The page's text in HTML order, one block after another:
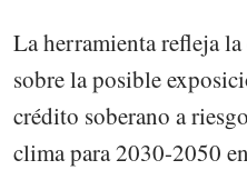
La herramienta refleja
sobre la posible
crédito soberano a
clima para 2030-2050